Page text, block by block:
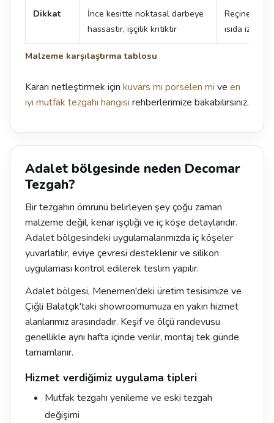
Malzeme karşılaştırma tablosu
Dikkat
İnce kesitte noktasal darbeye
hassastır, işçilik kritiktir
Reçine
ısıda iz
Kararı netleştirmek için kuvars mı porselen mi ve en
iyi mutfak tezgahı hangisi rehberlerimize bakabilirsiniz.
Adalet bölgesinde neden Decomar
Tezgah?
Bir tezgahın ömrünü belirleyen şey çoğu zaman
malzeme değil, kenar işçiliği ve iç köşe detaylarıdır.
Adalet bölgesindeki uygulamalarımızda iç köşeler
yuvarlatılır, eviye çevresi desteklenir ve silikon
uygulaması kontrol edilerek teslim yapılır.
Adalet bölgesi, Menemen'deki üretim tesisimize ve
Çiğli Balatçık'taki showroomumuza en yakın hizmet
alanlarımız arasındadır. Keşif ve ölçü randevusu
genellikle aynı hafta içinde verilir, montaj tek günde
tamamlanır.
Hizmet verdiğimiz uygulama tipleri
Mutfak tezgahı yenileme ve eski tezgah
değişimi